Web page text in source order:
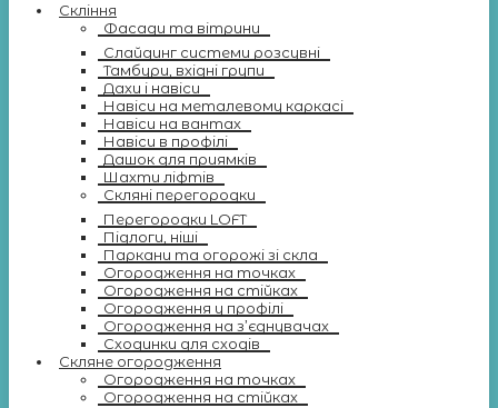
Скління
Фасади та вітрини
Слайдинг системи розсувні
Тамбури, вхідні групи
Дахи і навіси
Навіси на металевому каркасі
Навіси на вантах
Навіси в профілі
Дашок для приямків
Шахти ліфтів
Скляні перегородки
Перегородки LOFT
Підлоги, ніші
Паркани та огорожі зі скла
Огородження на точках
Огородження на стійках
Огородження у профілі
Огородження на з’єднувачах
Сходинки для сходів
Скляне огородження
Огородження на точках
Огородження на стійках